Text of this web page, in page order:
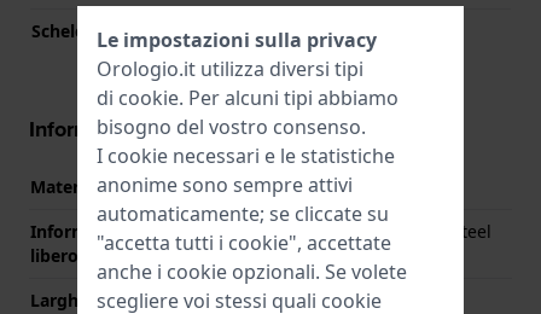
Scheletrato
No
Informazioni sul cinturino
Materiale Cinturino
Acciaio inox
Informazioni extra (testo
libero)
Gold Coated Stainless steel
bracelet
Larghezza cinturino
13 mm
Le impostazioni sulla privacy
Orologio.it utilizza diversi tipi
di cookie. Per alcuni tipi abbiamo
bisogno del vostro consenso.
I cookie necessari e le statistiche
anonime sono sempre attivi
automaticamente; se cliccate su
"accetta tutti i cookie", accettate
anche i cookie opzionali. Se volete
scegliere voi stessi quali cookie